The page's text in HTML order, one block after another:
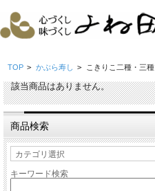
TOP > かぶら寿し > こきりこ二種・三種
該当商品はありません。
商品検索
キーワード検索